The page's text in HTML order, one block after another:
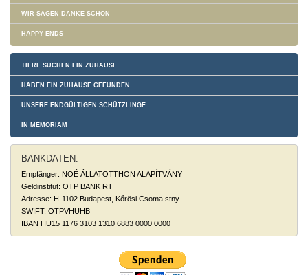
WIR SAGEN DANKE SCHÖN
HAPPY ENDS
TIERE SUCHEN EIN ZUHAUSE
HABEN EIN ZUHAUSE GEFUNDEN
UNSERE ENDGÜLTIGEN SCHÜTZLINGE
IN MEMORIAM
BANKDATEN:
Empfänger: NOÉ ÁLLATOTTHON ALAPÍTVÁNY
Geldinstitut: OTP BANK RT
Adresse: H-1102 Budapest, Kőrösi Csoma stny.
SWIFT: OTPVHUHB
IBAN HU15 1176 3103 1310 6883 0000 0000